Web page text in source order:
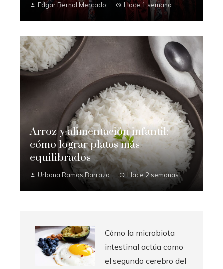
Edgar Bernal Mercado Hace 1 semana
Arroz y alimentación infantil:
cómo lograr platos más
equilibrados
Urbana Ramos Barraza Hace 2 semanas
Cómo la microbiota
intestinal actúa como
el segundo cerebro del